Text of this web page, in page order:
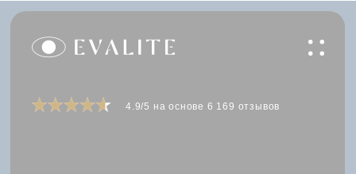
4.9/5 на основе 6 169 отзывов